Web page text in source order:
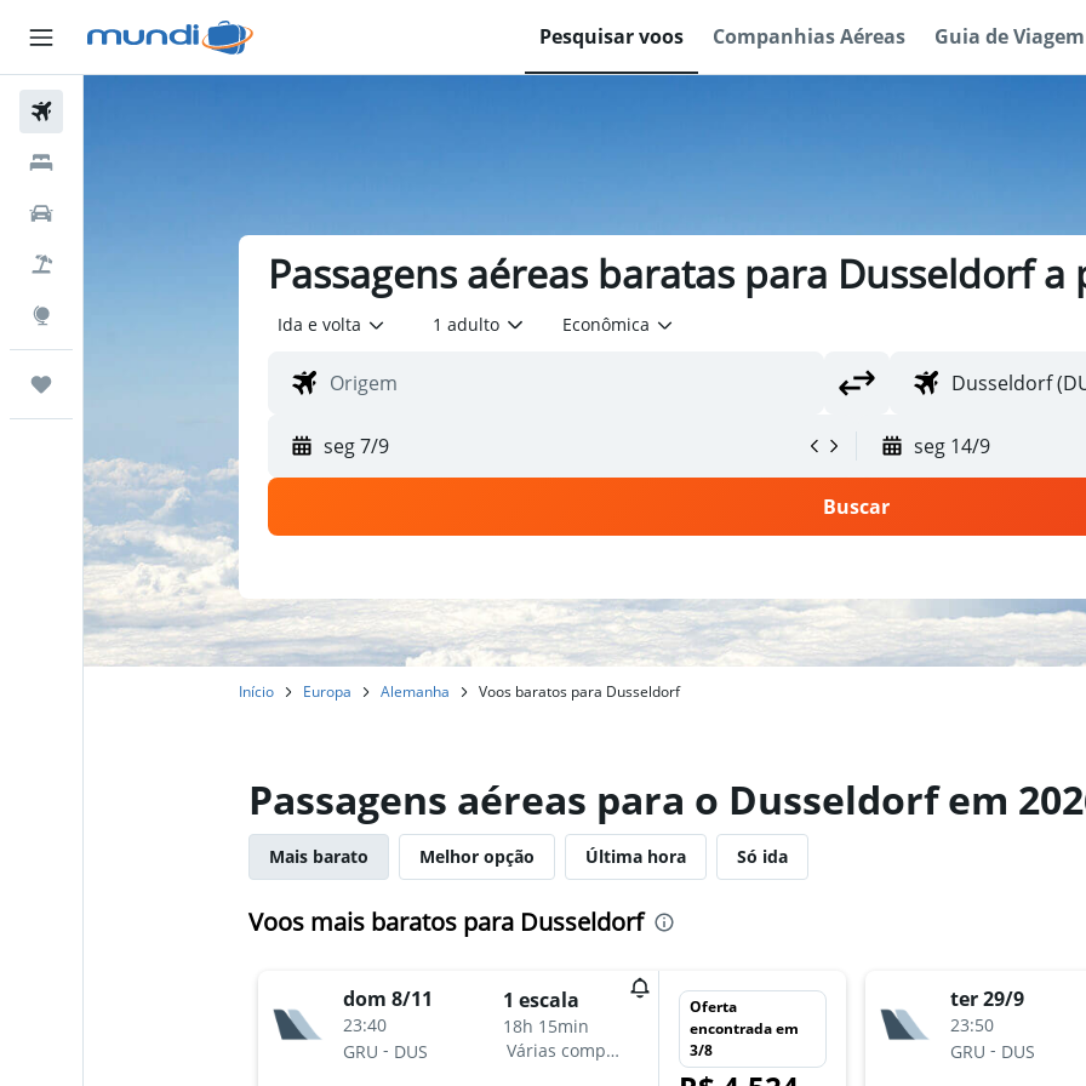
Pesquisar voos Companhias Aéreas Guia de Viagem
Passagens aéreas baratas para Dusseldorf
Ida e volta 1 adulto Econômica
seg 7/9 seg 14/9
Buscar
Início Europa Alemanha Voos baratos para Dusseldorf
Passagens aéreas para o Dusseldorf em
Mais barato Melhor opção Última hora Só ida
Voos mais baratos para Dusseldorf
dom 8/11
23:40
GRU - DUS
1 escala
18h 15min
Várias companhias aéreas
Oferta
encontrada em
3/8
ter 29/9
23:50
GRU - DUS